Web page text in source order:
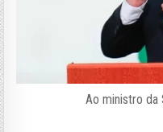
Ao ministro da